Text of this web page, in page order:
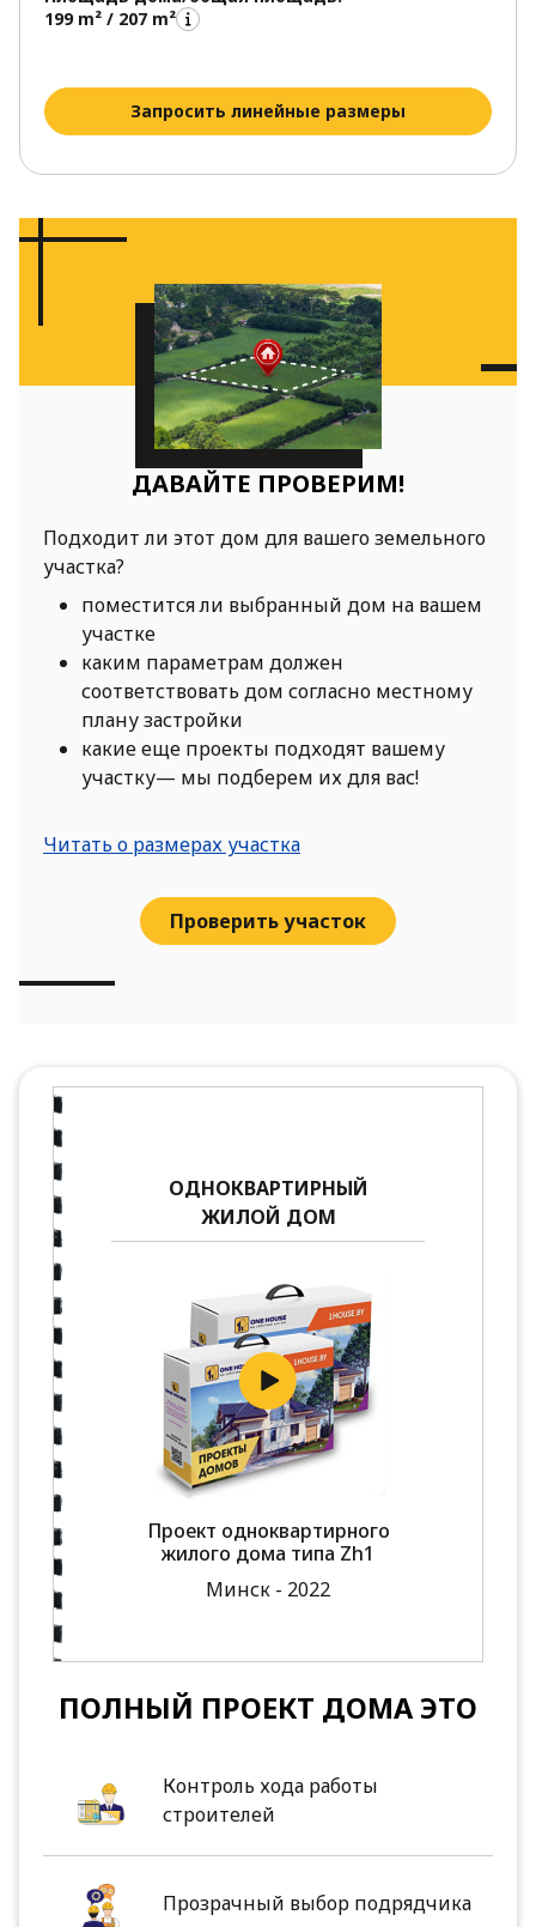
199 m² / 207 m²
Запросить линейные размеры
ДАВАЙТЕ ПРОВЕРИМ!
Подходит ли этот дом для вашего земельного
участка?
поместится ли выбранный дом на вашем
участке
каким параметрам должен
соответствовать дом согласно местному
плану застройки
какие еще проекты подходят вашему
участку— мы подберем их для вас!
Читать о размерах участка
Проверить участок
ОДНОКВАРТИРНЫЙ
ЖИЛОЙ ДОМ
Проект одноквартирного
жилого дома типа Zh1
Минск - 2022
ПОЛНЫЙ ПРОЕКТ ДОМА ЭТО
Контроль хода работы
строителей
Прозрачный выбор подрядчика